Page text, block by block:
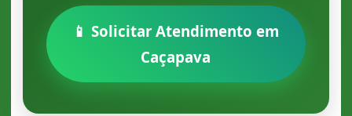
📱 Solicitar Atendimento em
Caçapava